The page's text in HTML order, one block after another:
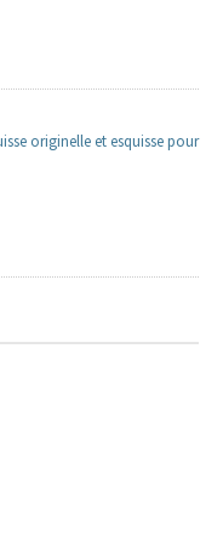
originelle et esquisse pour